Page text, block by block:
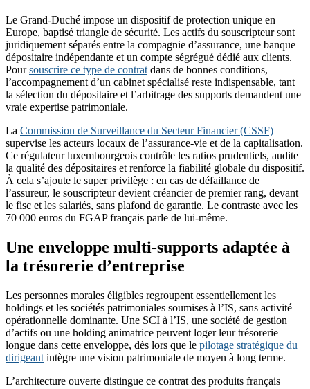
Le Grand-Duché impose un dispositif de protection unique en
Europe, baptisé triangle de sécurité. Les actifs du souscripteur sont
juridiquement séparés entre la compagnie d’assurance, une banque
dépositaire indépendante et un compte ségrégué dédié aux clients.
Poursouscrire ce type de contrat dans de bonnes conditions,
l’accompagnement d’un cabinet spécialisé reste indispensable, tant
la sélection du dépositaire et l’arbitrage des supports demandent une
vraie expertise patrimoniale.
La Commission de Surveillance du Secteur Financier (CSSF)
supervise les acteurs locaux de l’assurance-vie et de la capitalisation.
Ce régulateur luxembourgeois contrôle les ratios prudentiels, audite
la qualité des dépositaires et renforce la fiabilité globale du dispositif.
À cela s’ajoute le super privilège : en cas de défaillance de
l’assureur, le souscripteur devient créancier de premier rang, devant
le fisc et les salariés, sans plafond de garantie. Le contraste avec les
70 000 euros du FGAP français parle de lui-même.
Une enveloppe multi-supports adaptée à
la trésorerie d’entreprise
Les personnes morales éligibles regroupent essentiellement les
holdings et les sociétés patrimoniales soumises à l’IS, sans activité
opérationnelle dominante. Une SCI à l’IS, une société de gestion
d’actifs ou une holding animatrice peuvent loger leur trésorerie
longue dans cette enveloppe, dès lors que le pilotage stratégique du
dirigeant intègre une vision patrimoniale de moyen à long terme.
L’architecture ouverte distingue ce contrat des produits français